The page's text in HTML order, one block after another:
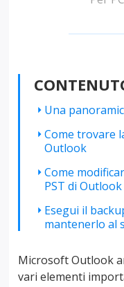
Una
Come trovare
Outlook
Come
PST di Outlook
Esegui il
mantenerlo al
Microsoft Outlook
vari elementi